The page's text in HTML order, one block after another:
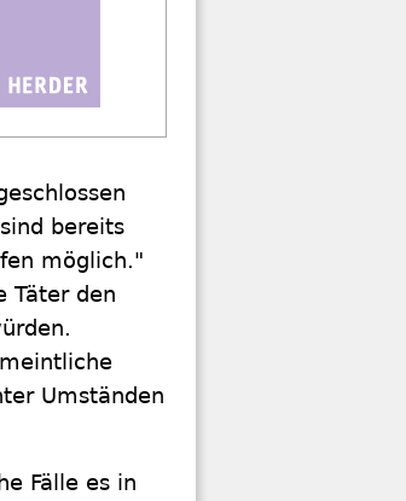
bereits
möglich."
Täter den
Umständen
Fälle es in